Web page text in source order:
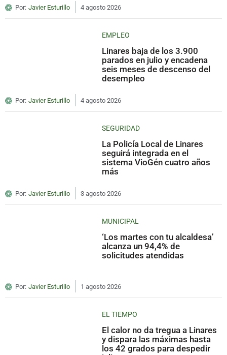
Por: Javier Esturillo 4 agosto 2026
EMPLEO
Linares baja de los 3.900
parados en julio y encadena
seis meses de descenso del
desempleo
Por: Javier Esturillo 4 agosto 2026
SEGURIDAD
La Policía Local de Linares
seguirá integrada en el
sistema VioGén cuatro años
más
Por: Javier Esturillo 3 agosto 2026
MUNICIPAL
‘Los martes con tu alcaldesa’
alcanza un 94,4% de
solicitudes atendidas
Por: Javier Esturillo 1 agosto 2026
EL TIEMPO
El calor no da tregua a Linares
y dispara las máximas hasta
los 42 grados para despedir